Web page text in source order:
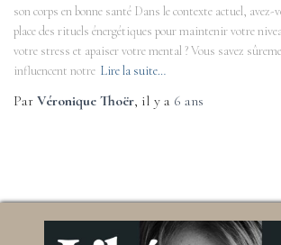
son corps en bonne santé Dans le contexte actuel, avez-
place des rituels énergétiques pour maintenir votre
votre stress et apaiser votre mental ? Vous savez
influencent notre Lire la suite…
Par Véronique Thoër, il y a 6 ans